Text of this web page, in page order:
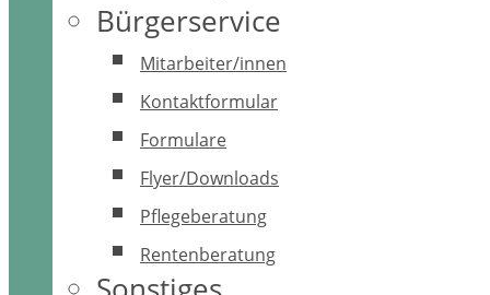
Bürgerservice
Mitarbeiter/innen
Kontaktformular
Formulare
Flyer/Downloads
Pflegeberatung
Rentenberatung